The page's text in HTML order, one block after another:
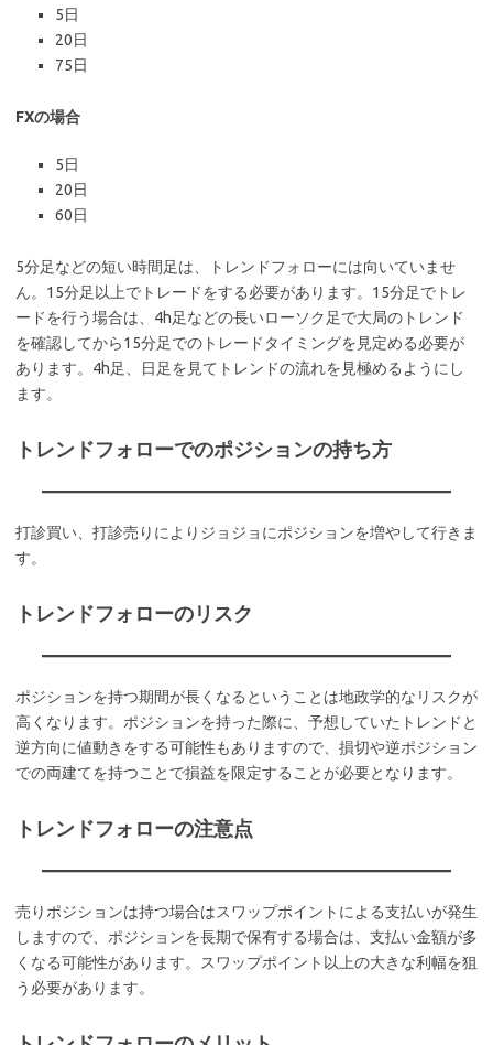
5日
20日
75日
FXの場合
5日
20日
60日
5分足などの短い時間足は、トレンドフォローには向いていませ
ん。15分足以上でトレードをする必要があります。15分足でトレ
ードを行う場合は、4h足などの長いローソク足で大局のトレンド
を確認してから15分足でのトレードタイミングを見定める必要が
あります。4h足、日足を見てトレンドの流れを見極めるようにし
ます。
トレンドフォローでのポジションの持ち方
打診買い、打診売りによりジョジョにポジションを増やして行きま
す。
トレンドフォローのリスク
ポジションを持つ期間が長くなるということは地政学的なリスクが
高くなります。ポジションを持った際に、予想していたトレンドと
逆方向に値動きをする可能性もありますので、損切や逆ポジション
での両建てを持つことで損益を限定することが必要となります。
トレンドフォローの注意点
売りポジションは持つ場合はスワップポイントによる支払いが発生
しますので、ポジションを長期で保有する場合は、支払い金額が多
くなる可能性があります。スワップポイント以上の大きな利幅を狙
う必要があります。